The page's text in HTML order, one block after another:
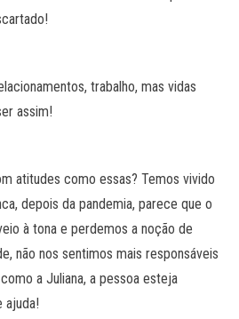
trabalho, mas vidas
assim!
atitudes como essas? Temos vivido
depois da pandemia, parece que o
à tona e perdemos a noção de
não nos sentimos mais responsáveis
a Juliana, a pessoa esteja
ajuda!